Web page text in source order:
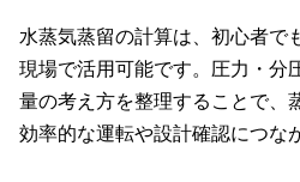
水蒸気蒸留の計算は、初心者で
現場で活用可能です。圧力・分
量の考え方を整理することで、
効率的な運転や設計確認につな